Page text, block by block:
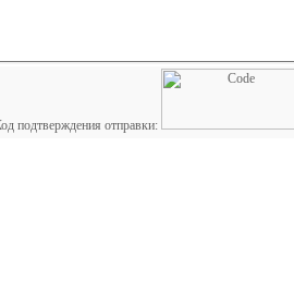
подтверждения отправки: